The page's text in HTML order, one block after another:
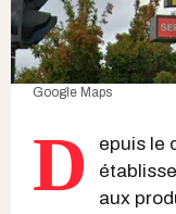
Google Maps
D
epuis le
aux